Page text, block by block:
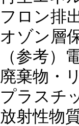
フロン排
オゾン層
（参考）
廃棄物・
プラスチ
放射性物